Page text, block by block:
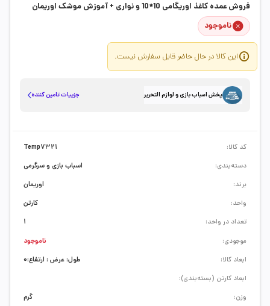
فروش عمده کاغذ اوریگامی 10*10 و نواری + آموزش موشک اوریمان
ناموجود
این کالا در حال حاضر قابل سفارش نیست.
پخش اسباب بازی و لوازم التحریر جزییات تامین کننده
ابعاد کالا:
طول: عرض : ارتفاع:0
ابعاد کارتن (بسته‌بندی):
وزن:
گرم
کد کالا:
Temp7321
دسته‌بندی:
اسباب بازی و سرگرمی
برند:
اوریمان
واحد:
کارتن
تعداد در واحد:
1
موجودی:
ناموجود